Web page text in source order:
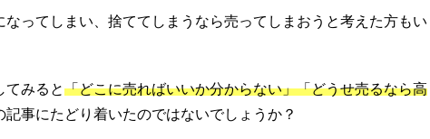
ってしまい、捨ててしまうなら売ってしまおうと考えた方もい
てみると「どこに売ればいいか分からない」「どうせ売るなら高
記事にたどり着いたのではないでしょうか？